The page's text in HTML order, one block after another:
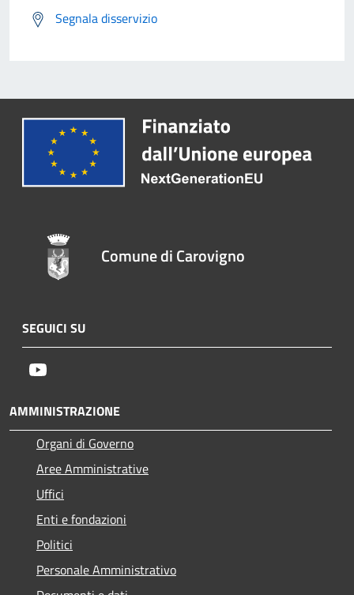
Segnala disservizio
Comune di Carovigno
SEGUICI SU
AMMINISTRAZIONE
Organi di Governo
Aree Amministrative
Uffici
Enti e fondazioni
Politici
Personale Amministrativo